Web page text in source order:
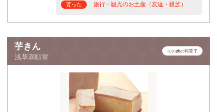
貰った 旅行・観光のお土産（友達・親族）
芋きん
浅草満願堂
その他の和菓子